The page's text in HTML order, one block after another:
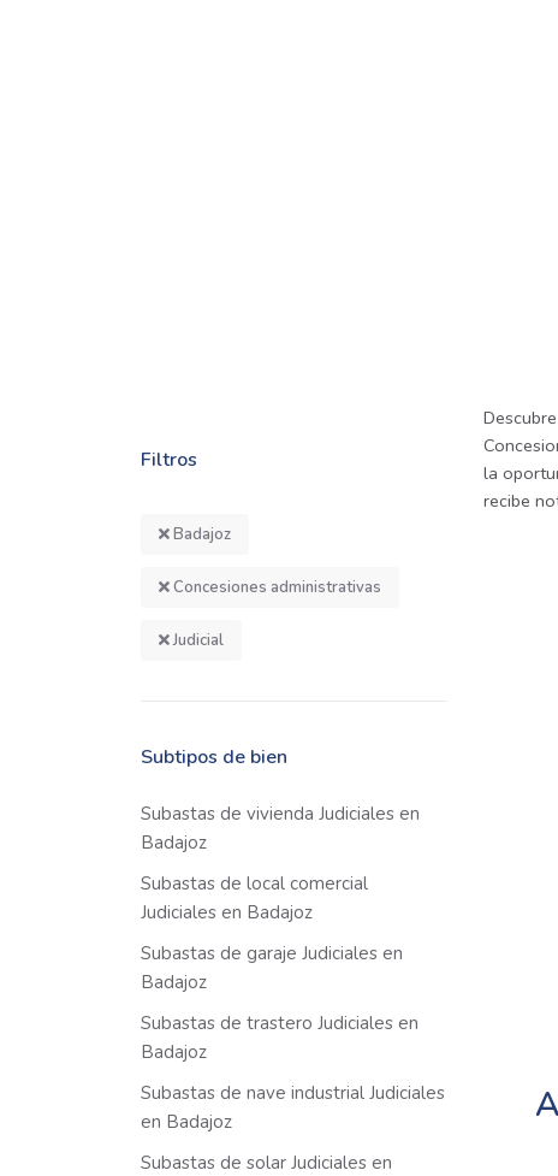
Filtros
Badajoz
Concesiones administrativas
Judicial
Subtipos de bien
Subastas de vivienda Judiciales en
Badajoz
Subastas de local comercial
Judiciales en Badajoz
Subastas de garaje Judiciales en
Badajoz
Subastas de trastero Judiciales en
Badajoz
Subastas de nave industrial Judiciales
en Badajoz
Subastas de solar Judiciales en
la
recibe